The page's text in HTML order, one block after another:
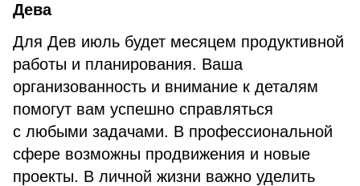
Дева
Для Дев июль будет месяцем продуктивной
работы и планирования. Ваша
организованность и внимание к деталям
помогут вам успешно справляться
с любыми задачами. В профессиональной
сфере возможны продвижения и новые
проекты. В личной жизни важно уделить